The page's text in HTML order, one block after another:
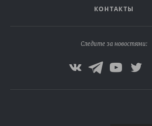
КОНТАКТЫ
Следите за новостями: